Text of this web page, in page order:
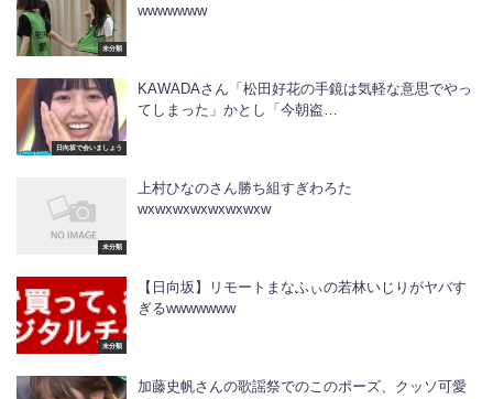
未分類
wwwwwww
日向坂で会いましょう
KAWADAさん「松田好花の手鏡は気軽な意思でやっ
てしまった」かとし「今朝盗…
未分類
上村ひなのさん勝ち組すぎわろた
wxwxwxwxwxwxwxw
未分類
【日向坂】リモートまなふぃの若林いじりがヤバす
ぎるwwwwwww
加藤史帆さんの歌謡祭でのこのポーズ、クッソ可愛